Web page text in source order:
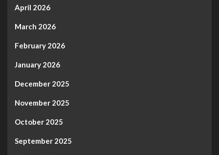
April 2026
March 2026
February 2026
January 2026
December 2025
November 2025
October 2025
September 2025